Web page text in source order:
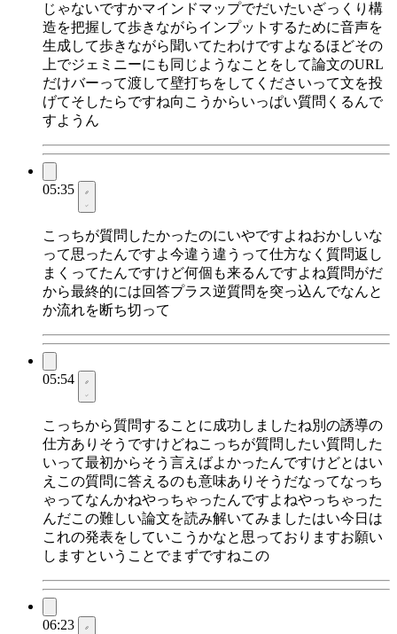
じゃないですかマインドマップでだいたいざっくり構
造を把握して歩きながらインプットするために音声を
生成して歩きながら聞いてたわけですよなるほどその
上でジェミニーにも同じようなことをして論文のURL
だけバーって渡して壁打ちをしてくださいって文を投
げてそしたらですね向こうからいっぱい質問くるんで
すようん
05:35
こっちが質問したかったのにいやですよねおかしいな
って思ったんですよ今違う違うって仕方なく質問返し
まくってたんですけど何個も来るんですよね質問がだ
から最終的には回答プラス逆質問を突っ込んでなんと
か流れを断ち切って
05:54
こっちから質問することに成功しましたね別の誘導の
仕方ありそうですけどねこっちが質問したい質問した
いって最初からそう言えばよかったんですけどとはい
えこの質問に答えるのも意味ありそうだなってなっち
ゃってなんかねやっちゃったんですよねやっちゃった
んだこの難しい論文を読み解いてみましたはい今日は
これの発表をしていこうかなと思っておりますお願い
しますということでまずですねこの
06:23